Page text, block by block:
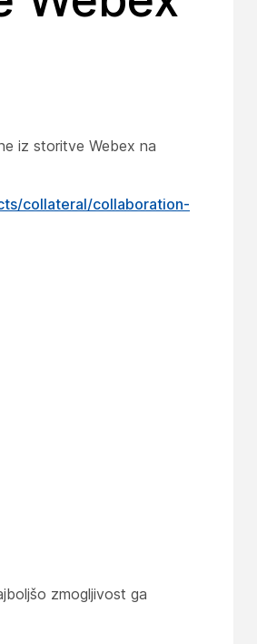
iz storitve Webex na
collateral/collaboration-
zmogljivost ga